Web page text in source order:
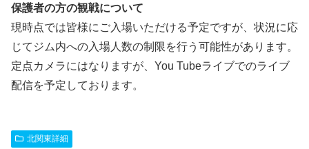
保護者の方の観戦について
現時点では皆様にご入場いただける予定ですが、状況に応
じてジム内への入場人数の制限を行う可能性があります。
定点カメラにはなりますが、You Tubeライブでのライブ
配信を予定しております。
北関東詳細